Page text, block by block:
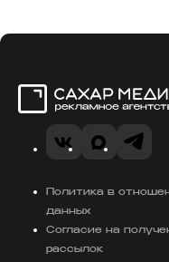
VK Telegram
MAX
Политика в
данных
Согласие на
рассылок